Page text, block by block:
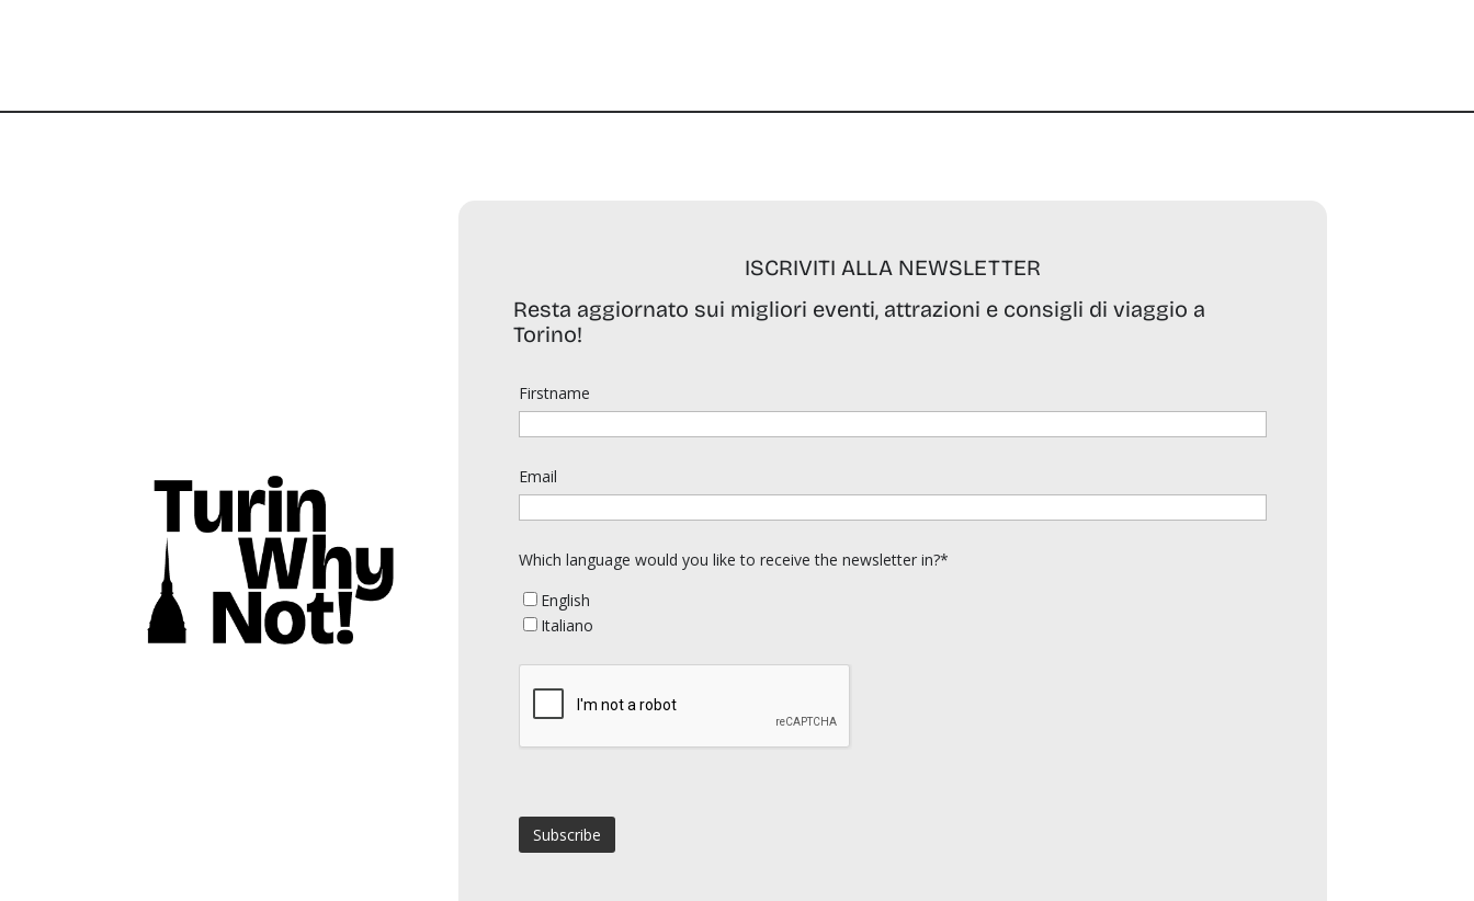
ISCRIVITI ALLA NEWSLETTER
Resta aggiornato sui migliori eventi, attrazioni e consigli di viaggio a
Torino!
Firstname
Email
Which language would you like to receive the newsletter in?*
English
Italiano